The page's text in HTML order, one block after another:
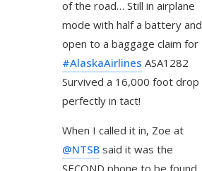
of the road… Still in airplane
mode with half a battery and
open to a baggage claim for
#AlaskaAirlines ASA1282
Survived a 16,000 foot drop
perfectly in tact!
When I called it in, Zoe at
@NTSB said it was the